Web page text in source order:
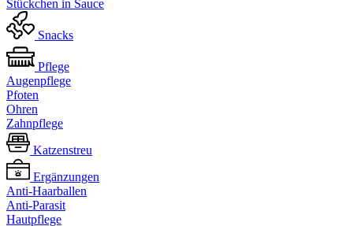
Stückchen in Sauce
Snacks
Pflege
Augenpflege
Pfoten
Ohren
Zahnpflege
Katzenstreu
Ergänzungen
Anti-Haarballen
Anti-Parasit
Hautpflege